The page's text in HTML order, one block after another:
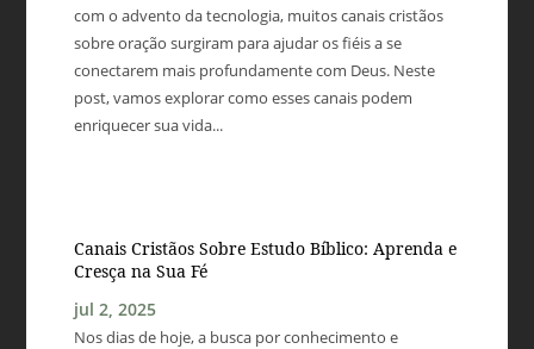
com o advento da tecnologia, muitos canais cristãos
sobre oração surgiram para ajudar os fiéis a se
conectarem mais profundamente com Deus. Neste
post, vamos explorar como esses canais podem
enriquecer sua vida...
Canais Cristãos Sobre Estudo Bíblico: Aprenda e
Cresça na Sua Fé
jul 2, 2025
Nos dias de hoje, a busca por conhecimento e